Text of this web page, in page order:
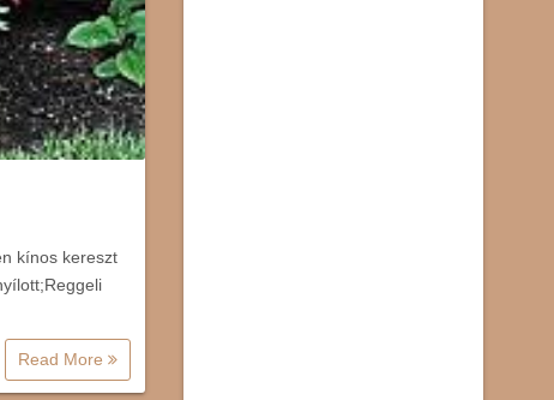
kínos kereszt
Read More